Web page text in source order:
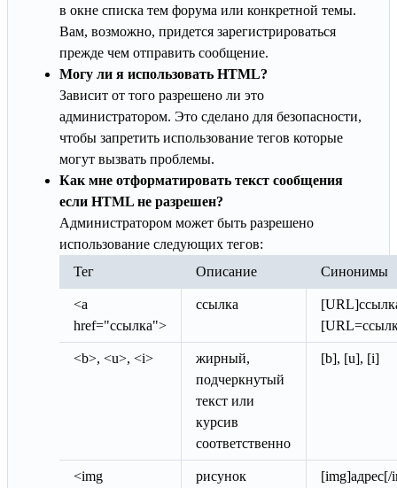
в окне списка тем форума или конкретной темы.
Вам, возможно, придется зарегистрироваться
прежде чем отправить сообщение.
Могу ли я использовать HTML?
Зависит от того разрешено ли это
администратором. Это сделано для безопасности,
чтобы запретить использование тегов которые
могут вызвать проблемы.
Как мне отформатировать текст сообщения
если HTML не разрешен?
Администратором может быть разрешено
использование следующих тегов:
Тег
Описание Синонимы
<a
href="ссылка">
ссылка
<b>, <u>, <i>
жирный,
подчеркнутый
текст или
курсив
соответственно
[b], [u], [i]
<img
рисунок [img]адрес[/